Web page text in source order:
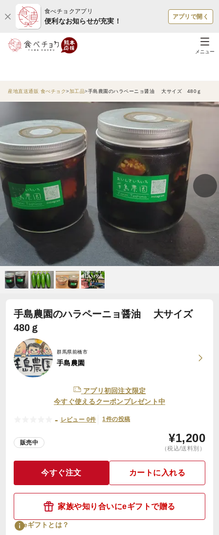
食べチョクアプリ
便利なお知らせが充実！
アプリで開く
メニュー
産地直送通販 食べチョク 加工品 手島農園のハラペーニョ醤油 大サイズ 480ｇ
手島農園のハラペーニョ醤油 大サイズ
480ｇ
群馬県前橋市
手島農園
アプリ初回注文限定
今すぐ使えるクーポンプレゼント中
- レビュー 0件 1件の投稿
販売中 ¥1,200
（税込/送料別）
今すぐ注文 カートに入れる
家族や知り合いにeギフトで贈る
eギフトとは？